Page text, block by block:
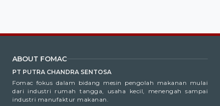
ABOUT FOMAC
PT PUTRA CHANDRA SENTOSA
Fomac fokus dalam bidang mesin pengolah makanan mulai
dari industri rumah tangga, usaha kecil, menengah sampai
industri manufaktur makanan.